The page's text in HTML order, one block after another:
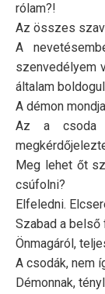
rólam?!
Az összes
A
szenvedélyem
általam
A démon
Az a csoda
Meg lehet őt
csúfolni?
Elfeledni.
Szabad a belső
Önmagáról,
A csodák, nem
Démonnak,